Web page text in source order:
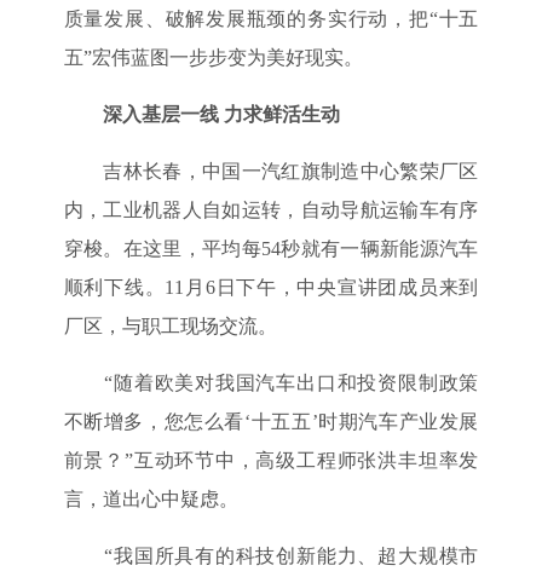
质量发展、破解发展瓶颈的务实行动，把“十五
五”宏伟蓝图一步步变为美好现实。
深入基层一线 力求鲜活生动
吉林长春，中国一汽红旗制造中心繁荣厂区
内，工业机器人自如运转，自动导航运输车有序
穿梭。在这里，平均每54秒就有一辆新能源汽车
顺利下线。11月6日下午，中央宣讲团成员来到
厂区，与职工现场交流。
“随着欧美对我国汽车出口和投资限制政策
不断增多，您怎么看‘十五五’时期汽车产业发展
前景？”互动环节中，高级工程师张洪丰坦率发
言，道出心中疑虑。
“我国所具有的科技创新能力、超大规模市